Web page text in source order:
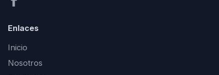
Enlaces
Inicio
Nosotros